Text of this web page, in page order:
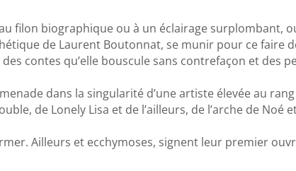
filon biographique ou à un éclairage surplombant,
de Laurent Boutonnat, se munir pour ce faire
contes qu’elle bouscule sans contrefaçon et des
dans la singularité d’une artiste élevée au
de Lonely Lisa et de l’ailleurs, de l’arche de Noé
Ailleurs et ecchymoses, signent leur premier